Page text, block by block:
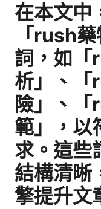
在本文中
「rush
詞，如「
析」、「
險」、
範」，以
求。這些
結構清晰
擎提升文